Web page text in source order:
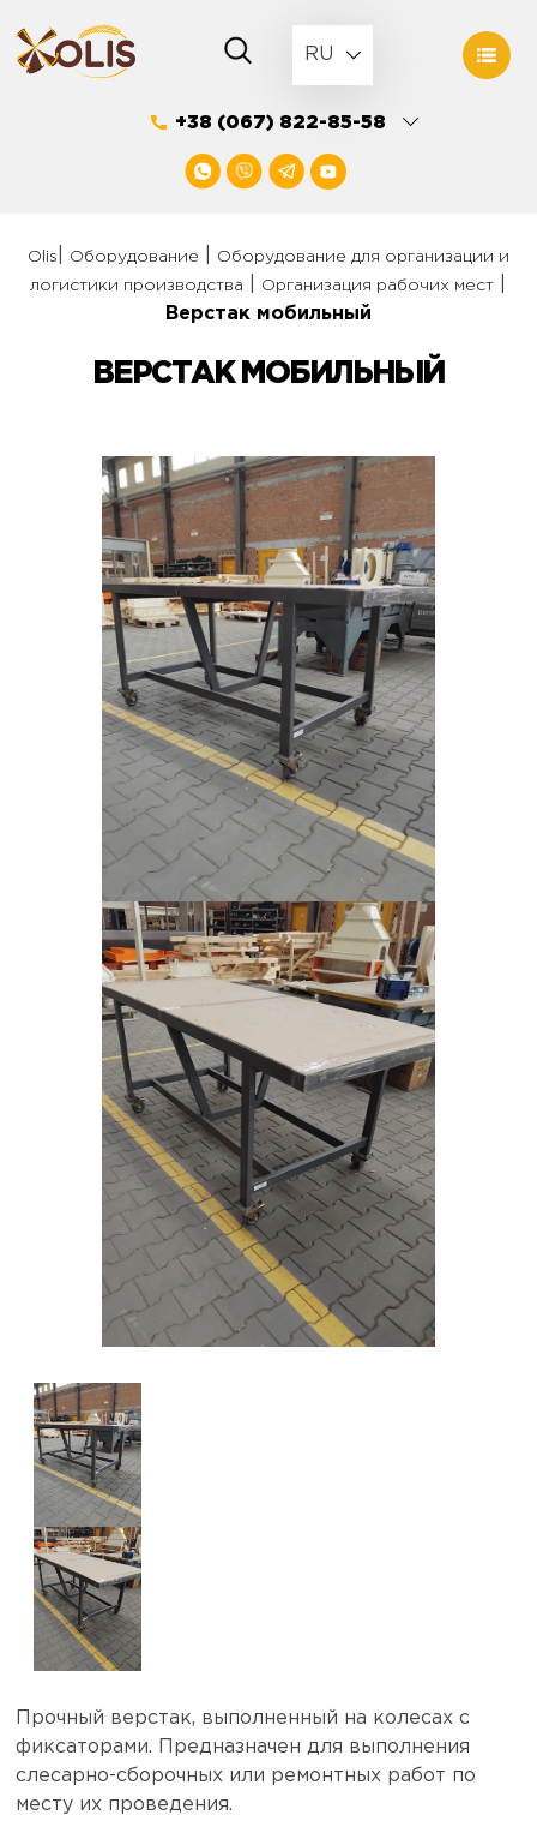
to
content
RU
+38 (067) 822-85-58
Olis Оборудование
Оборудование для организации и
логистики производства
Организация рабочих мест
Верстак мобильный
ВЕРСТАК МОБИЛЬНЫЙ
Прочный верстак, выполненный на колесах с
фиксаторами. Предназначен для выполнения
слесарно-сборочных или ремонтных работ по
месту их проведения.